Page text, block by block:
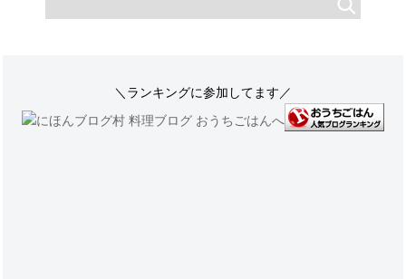
＼ランキングに参加してます／